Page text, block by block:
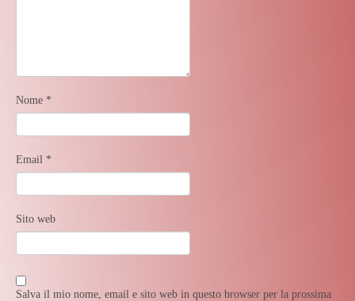
Nome *
Email *
Sito web
Salva il mio nome, email e sito web in questo browser per la prossima